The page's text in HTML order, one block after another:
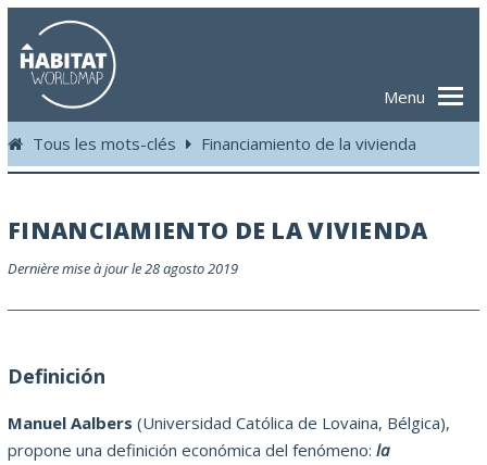
Menu
Tous les mots-clés Financiamiento de la vivienda
FINANCIAMIENTO DE LA VIVIENDA
Dernière mise à jour le 28 agosto 2019
Definición
Manuel Aalbers (Universidad Católica de Lovaina, Bélgica),
propone una definición económica del fenómeno: la